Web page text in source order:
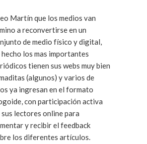
Martín que los medios van
a reconvertirse en un
de medio físico y digital,
hecho los mas importantes
tienen sus webs muy bien
(algunos) y varios de
ya ingresan en el formato
con participación activa
sus lectores online para
y recibir el feedback
los diferentes artículos.